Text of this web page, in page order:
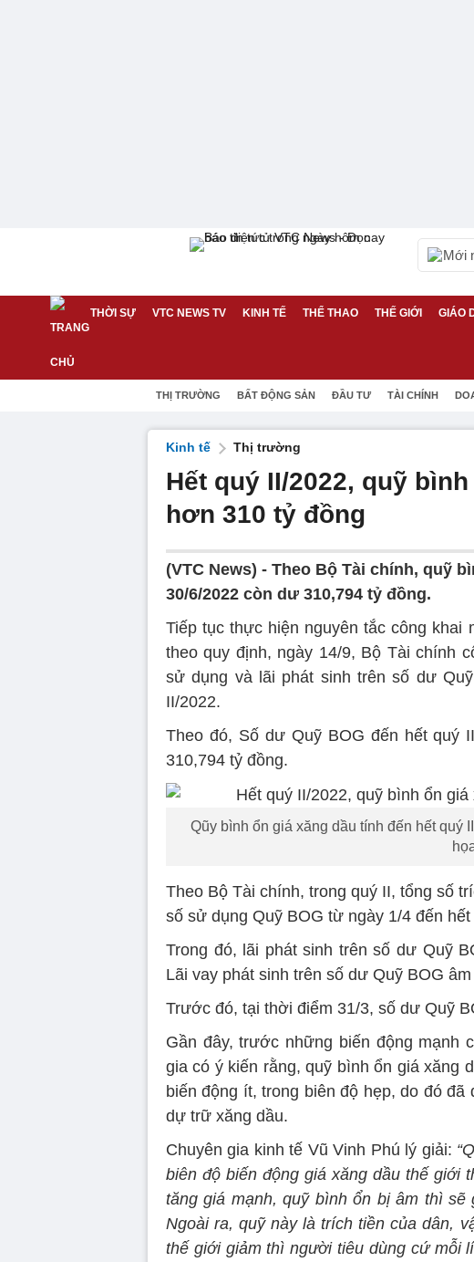
Mới
THỜI SỰ VTC NEWS TV KINH TẾ THỂ THAO THẾ GIỚI GIÁO
THỊ TRƯỜNG BẤT ĐỘNG SẢN ĐẦU TƯ TÀI CHÍNH
Kinh tế Thị trường
Hết quý II/2022, quỹ
hơn 310 tỷ đồng
(VTC News) - Theo Bộ Tài chính, quỹ
30/6/2022 còn dư 310,794 tỷ đồng.
Tiếp tục thực hiện nguyên tắc công khai
theo quy định, ngày 14/9, Bộ Tài chính
sử dụng và lãi phát sinh trên số dư
II/2022.
Theo đó, Số dư Quỹ BOG đến hết quý
310,794 tỷ đồng.
Qũy bình ổn giá xăng dầu tính đến hết quý
Theo Bộ Tài chính, trong quý II, tổng số
số sử dụng Quỹ BOG từ ngày 1/4 đến
Trong đó, lãi phát sinh trên số dư Quỹ
Lãi vay phát sinh trên số dư Quỹ BOG
Trước đó, tại thời điểm 31/3, số dư Quỹ
Gần đây, trước những biến động mạnh
gia có ý kiến rằng, quỹ bình ổn giá xăng
biến động ít, trong biên độ hẹp, do đó
dự trữ xăng dầu.
Chuyên gia kinh tế Vũ Vinh Phú lý giải:
biên độ biến động giá xăng dầu thế giới
tăng giá mạnh, quỹ bình ổn bị âm thì
Ngoài ra, quỹ này là trích tiền của dân,
thế giới giảm thì người tiêu dùng cứ mỗi